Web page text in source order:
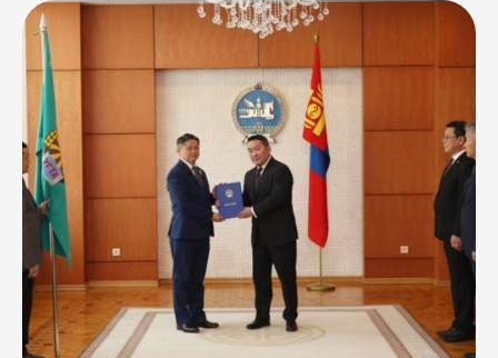
Х.Баттулга зарлиг гаргаж, Хөдөө аж ахуйн их
сургуулийн харьяа Ургамал, газар тариалангийн
хүрээлэнг Төрийн дээд шагнал Алтан гадас
одонгоор шагналаа. МОНГОЛ УЛСЫН
ЕРӨНХИЙЛӨГЧИЙН ЗАРЛИГТ: “Тулгар төрийн
2228 жил, Их Монгол Улс байгуулагдсаны 813 жил,
Үндэсний эрх чөлөө, тусгаар тогтнолоо сэргээн
мандуулсны 108 жил, Ардын хувьсгалын …